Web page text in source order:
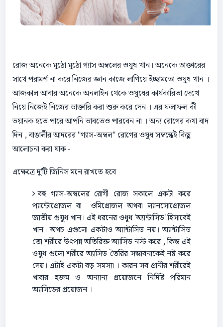
রোজ অনেকে মুঠো মুঠো গ্যাস অম্বলের ওষুধ খান। অনেকে ডাক্তারের
সাথে পরামর্শ না করে নিজের জ্ঞান কাজে লাগিয়ে ইচ্ছামতো ওষুধ খান ।
আজকাল আবার অনেকে অনলাইন থেকে ওষুধের কার্যকারিতা দেখে
নিয়ে নিজেই নিজের ডাক্তারি করা শুরু করে দেন । এর ফলাফল কী
ভয়ানক হতে পারে আপনি ভাবতেও পারবেন না । অন্য রোগের কথা বাদ
দিন , বাঙালীর আদরের "গ্যাস-অম্বল" রোগের ওষুধ সম্বন্ধেই কিছু
আলোচনা করা যাক -
এক্ষেত্রে দু'টি জিনিস মনে রাখতে হবে
বহু গ্যাস-অম্বলের রোগী রোজ সকালে একটা করে
প্যান্টোপ্রোজল বা ওমিপ্রোজল অথবা ল্যানসোপ্রোজল
জাতীয় গুযুধ খান। এই ধরনের ওধুধ 'অ্যান্টাসিড' হিসাবেই
খান। অথচ এগুলো একটাও অ্যান্টাসিড নয়। অ্যান্টাসিড
তো শরীরে উৎপন্ন অতিরিক্ত অ্যাসিড নস্ট করে , কিন্ত এই
ওষুধ গুলো শরীরে অ্যাসিড তৈরির সম্ভাবনাকেই নষ্ট করে
দেয়। এটাই একটা বড় সমস্যা । কারন সব প্রানীর শরীরেই
খাবার হজম ও অন্যান্য প্রয়োজনে নির্দিষ্ট পরিমান
অ্যাসিডের প্রয়োজন ।